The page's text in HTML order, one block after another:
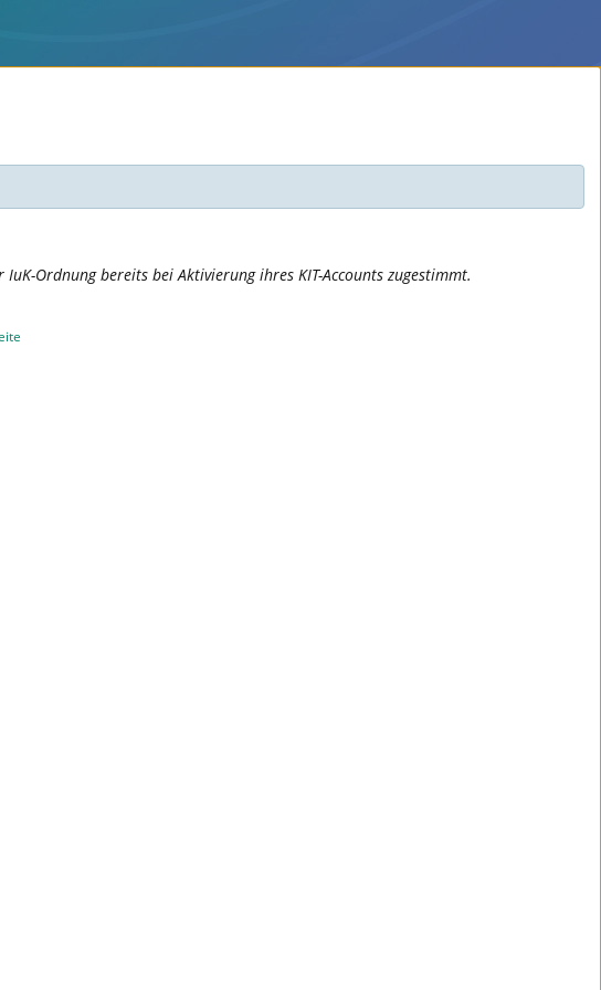
Ordnung bereits bei Aktivierung ihres KIT-Accounts zugestimmt.